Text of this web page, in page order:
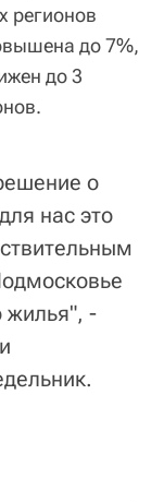
регионов
до 7%,
до 3
о
нас это
жилья", -